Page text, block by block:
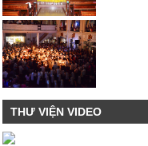
THƯ VIỆN VIDEO